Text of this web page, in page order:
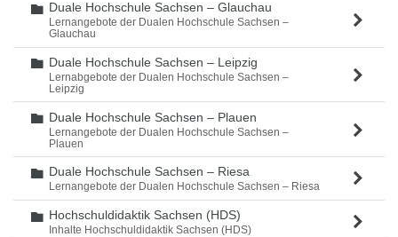
Ordner
Duale Hochschule Sachsen – Glauchau
Lernangebote der Dualen Hochschule Sachsen –
Glauchau
Ordner
Duale Hochschule Sachsen – Leipzig
Lernabgebote der Dualen Hochschule Sachsen –
Leipzig
Ordner
Duale Hochschule Sachsen – Plauen
Lernangebote der Dualen Hochschule Sachsen –
Plauen
Ordner
Duale Hochschule Sachsen – Riesa
Lernangebote der Dualen Hochschule Sachsen – Riesa
Ordner
Hochschuldidaktik Sachsen (HDS)
Inhalte Hochschuldidaktik Sachsen (HDS)